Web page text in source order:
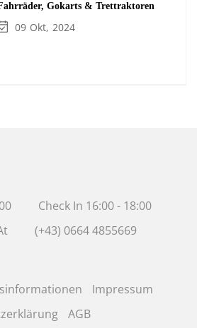
Gokarts & Trettraktoren
09 Okt 2024
Check In 16:00 - 18:00
(+43) 0664 4855669
Impressum
AGB